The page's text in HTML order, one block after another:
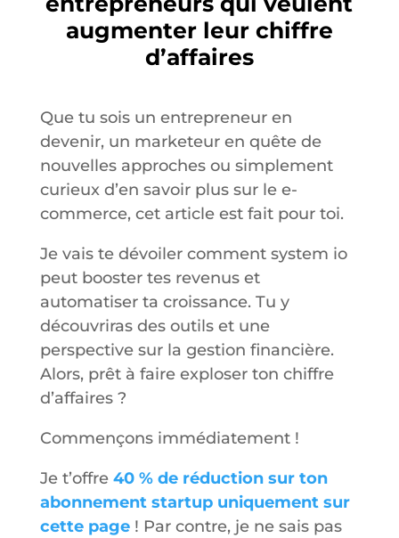
augmenter leur chiffre
d’affaires
Que tu sois un entrepreneur en
devenir, un marketeur en quête de
nouvelles approches ou simplement
curieux d’en savoir plus sur le e-
commerce, cet article est fait pour toi.
Je vais te dévoiler comment system io
peut booster tes revenus et
automatiser ta croissance. Tu y
découvriras des outils et une
perspective sur la gestion financière.
Alors, prêt à faire exploser ton chiffre
d’affaires ?
Commençons immédiatement !
Je t’offre 40 % de réduction sur ton
abonnement startup uniquement sur
cette page! Par contre, je ne sais pas